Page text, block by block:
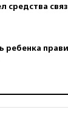
средства
ребенка